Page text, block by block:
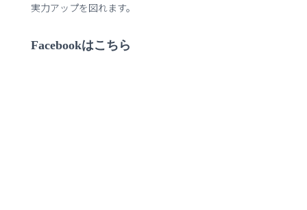
実力アップを図れます。
Facebookはこちら